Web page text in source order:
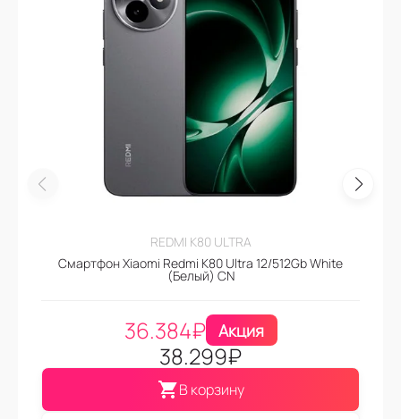
REDMI K80 ULTRA
Смартфон Xiaomi Redmi K80 Ultra 12/512Gb White
(Белый) CN
36.384₽ Акция
38.299₽
В корзину